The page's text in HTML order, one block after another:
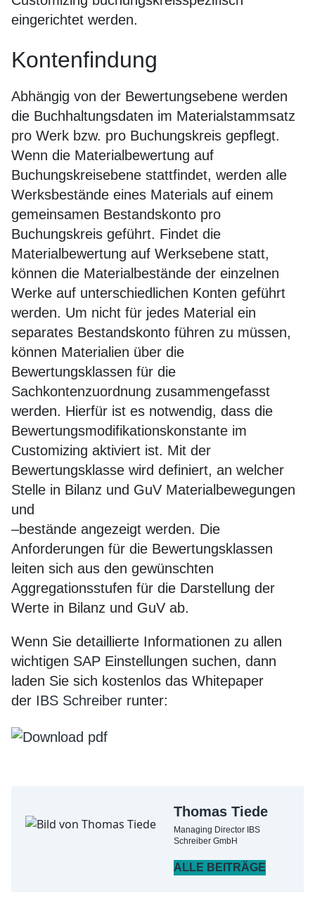
eingerichtet werden.
Kontenfindung
Abhängig von der Bewertungsebene werden
die Buchhaltungsdaten im Materialstammsatz
pro Werk bzw. pro Buchungskreis gepflegt.
Wenn die Materialbewertung auf
Buchungskreisebene stattfindet, werden alle
Werksbestände eines Materials auf einem
gemeinsamen Bestandskonto pro
Buchungskreis geführt. Findet die
Materialbewertung auf Werksebene statt,
können die Materialbestände der einzelnen
Werke auf unterschiedlichen Konten geführt
werden. Um nicht für jedes Material ein
separates Bestandskonto führen zu müssen,
können Materialien über die
Bewertungsklassen für die
Sachkontenzuordnung zusammengefasst
werden. Hierfür ist es notwendig, dass die
Bewertungsmodifikationskonstante im
Customizing aktiviert ist. Mit der
Bewertungsklasse wird definiert, an welcher
Stelle in Bilanz und GuV Materialbewegungen
und
–bestände angezeigt werden. Die
Anforderungen für die Bewertungsklassen
leiten sich aus den gewünschten
Aggregationsstufen für die Darstellung der
Werte in Bilanz und GuV ab.
Wenn Sie detaillierte Informationen zu allen
wichtigen SAP Einstellungen suchen, dann
laden Sie sich kostenlos das Whitepaper
der IBS Schreiber runter:
Thomas Tiede
Managing Director IBS
Schreiber GmbH
ALLE BEITRÄGE